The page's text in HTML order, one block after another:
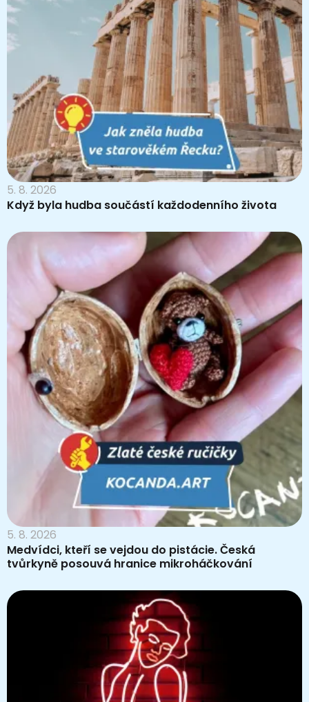
5. 8. 2026
Když byla hudba součástí každodenního života
5. 8. 2026
Medvídci, kteří se vejdou do pistácie. Česká
tvůrkyně posouvá hranice mikroháčkování